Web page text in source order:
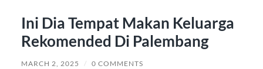
Ini Dia Tempat Makan Keluarga
Rekomended Di Palembang
MARCH 2, 2025 / 0 COMMENTS